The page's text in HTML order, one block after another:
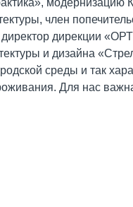
член
дирекции
и дизайна
среды и так
Для нас